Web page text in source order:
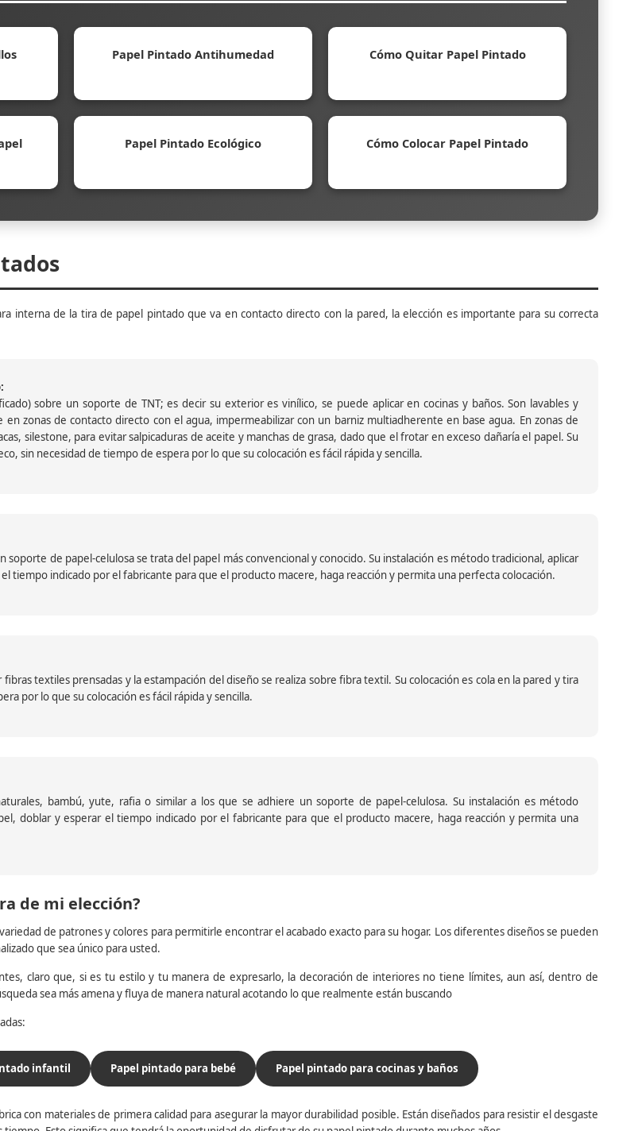
Papel Pintado Antihumedad Cómo Quitar Papel Pintado
Papel Pintado Ecológico Cómo Colocar Papel Pintado
interna de la tira de papel pintado que va en contacto directo con la pared, la elección es importante para su correcta
sobre un soporte de TNT; es decir su exterior es vinílico, se puede aplicar en cocinas y baños. Son lavables y
en zonas de contacto directo con el agua, impermeabilizar con un barniz multiadherente en base agua. En zonas de
silestone, para evitar salpicaduras de aceite y manchas de grasa, dado que el frotar en exceso dañaría el papel. Su
sin necesidad de tiempo de espera por lo que su colocación es fácil rápida y sencilla.
soporte de papel-celulosa se trata del papel más convencional y conocido. Su instalación es método tradicional, aplicar
tiempo indicado por el fabricante para que el producto macere, haga reacción y permita una perfecta colocación.
textiles prensadas y la estampación del diseño se realiza sobre fibra textil. Su colocación es cola en la pared y tira
por lo que su colocación es fácil rápida y sencilla.
bambú, yute, rafia o similar a los que se adhiere un soporte de papel-celulosa. Su instalación es método
doblar y esperar el tiempo indicado por el fabricante para que el producto macere, haga reacción y permita una
de mi elección?
de patrones y colores para permitirle encontrar el acabado exacto para su hogar. Los diferentes diseños se pueden
que sea único para usted.
claro que, si es tu estilo y tu manera de expresarlo, la decoración de interiores no tiene límites, aun así, dentro de
sea más amena y fluya de manera natural acotando lo que realmente están buscando
infantil Papel pintado para bebé Papel pintado para cocinas y baños
con materiales de primera calidad para asegurar la mayor durabilidad posible. Están diseñados para resistir el desgaste